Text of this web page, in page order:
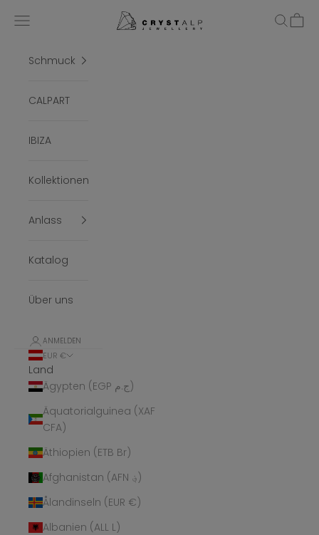
crystalpjewelry
Menü Suchen
Schmuck
CALPART
IBIZA
Kollektionen
Anlass
Katalog
Über uns
ANMELDEN
EUR €
Land
Ägypten (EGP ج.م)
Äquatorialguinea (XAF
CFA)
Äthiopien (ETB Br)
Afghanistan (AFN ؋)
Ålandinseln (EUR €)
Albanien (ALL L)